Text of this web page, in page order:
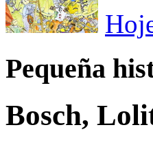
Pequeña
Bosch,